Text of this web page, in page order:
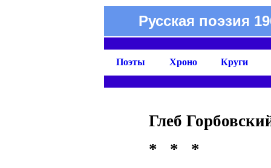
Русская поэзия
Поэты Хроно Круги
Глеб
* * *